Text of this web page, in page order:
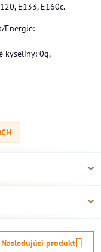
E133, E160c.
Energie:
kyseliny: 0g,
Nasledujúci produkt